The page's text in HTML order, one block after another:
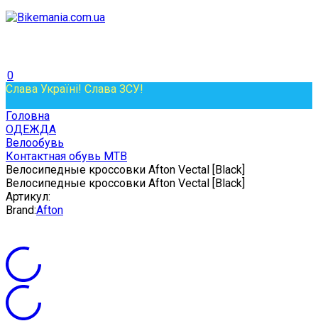
0
Слава Україні! Слава ЗСУ!
Головна
ОДЕЖДА
Велообувь
Контактная обувь MTB
Велосипедные кроссовки Afton Vectal [Black]
Велосипедные кроссовки Afton Vectal [Black]
Артикул:
Brand:Afton